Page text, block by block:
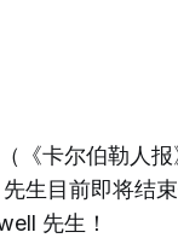
（《卡尔伯勒人
生目前即将结
先生！